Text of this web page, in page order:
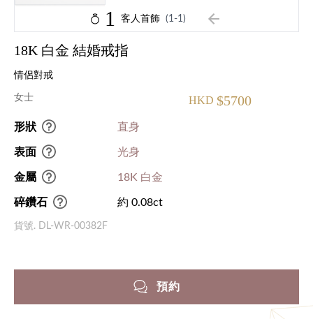
1 客人首飾 (1-1)
18K 白金 結婚戒指
情侶對戒
女士 HKD $5700
形狀 直身
表面 光身
金屬 18K 白金
碎鑽石 約 0.08ct
貨號. DL-WR-00382F
預約